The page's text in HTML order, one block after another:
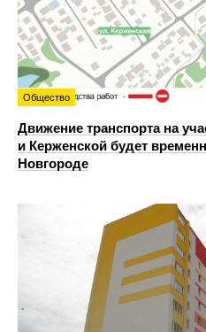
Общество
Движение транспорта на
и Керженской будет
Новгороде